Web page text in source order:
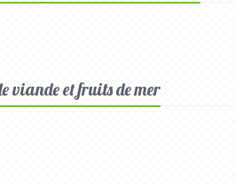
viande et fruits de mer